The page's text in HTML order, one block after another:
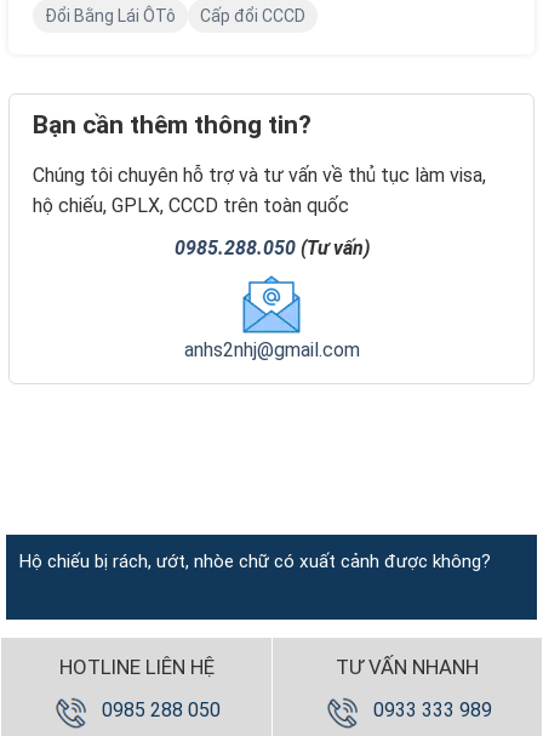
Đổi Bằng Lái ÔTô
Cấp đổi CCCD
Bạn cần thêm thông tin?
Chúng tôi chuyên hỗ trợ và tư vấn về thủ tục làm visa,
hộ chiếu, GPLX, CCCD trên toàn quốc
0985.288.050(Tư vấn)
anhs2nhj@gmail.com
Hộ chiếu bị rách, ướt, nhòe chữ có xuất cảnh được không?
HOTLINE LIÊN HỆ
0985 288 050
TƯ VẤN NHANH
0933 333 989